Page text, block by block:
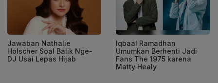
Jawaban Nathalie
Holscher Soal Balik Nge-
DJ Usai Lepas Hijab
Iqbaal Ramadhan
Umumkan Berhenti Jadi
Fans The 1975 karena
Matty Healy